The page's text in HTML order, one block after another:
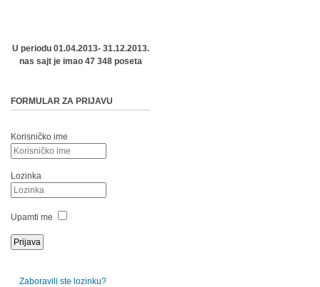
U periodu 01.04.2013- 31.12.2013.
nas sajt je imao 47 348 poseta
FORMULAR ZA PRIJAVU
Korisničko ime
Lozinka
Upamti me
Zaboravili ste lozinku?